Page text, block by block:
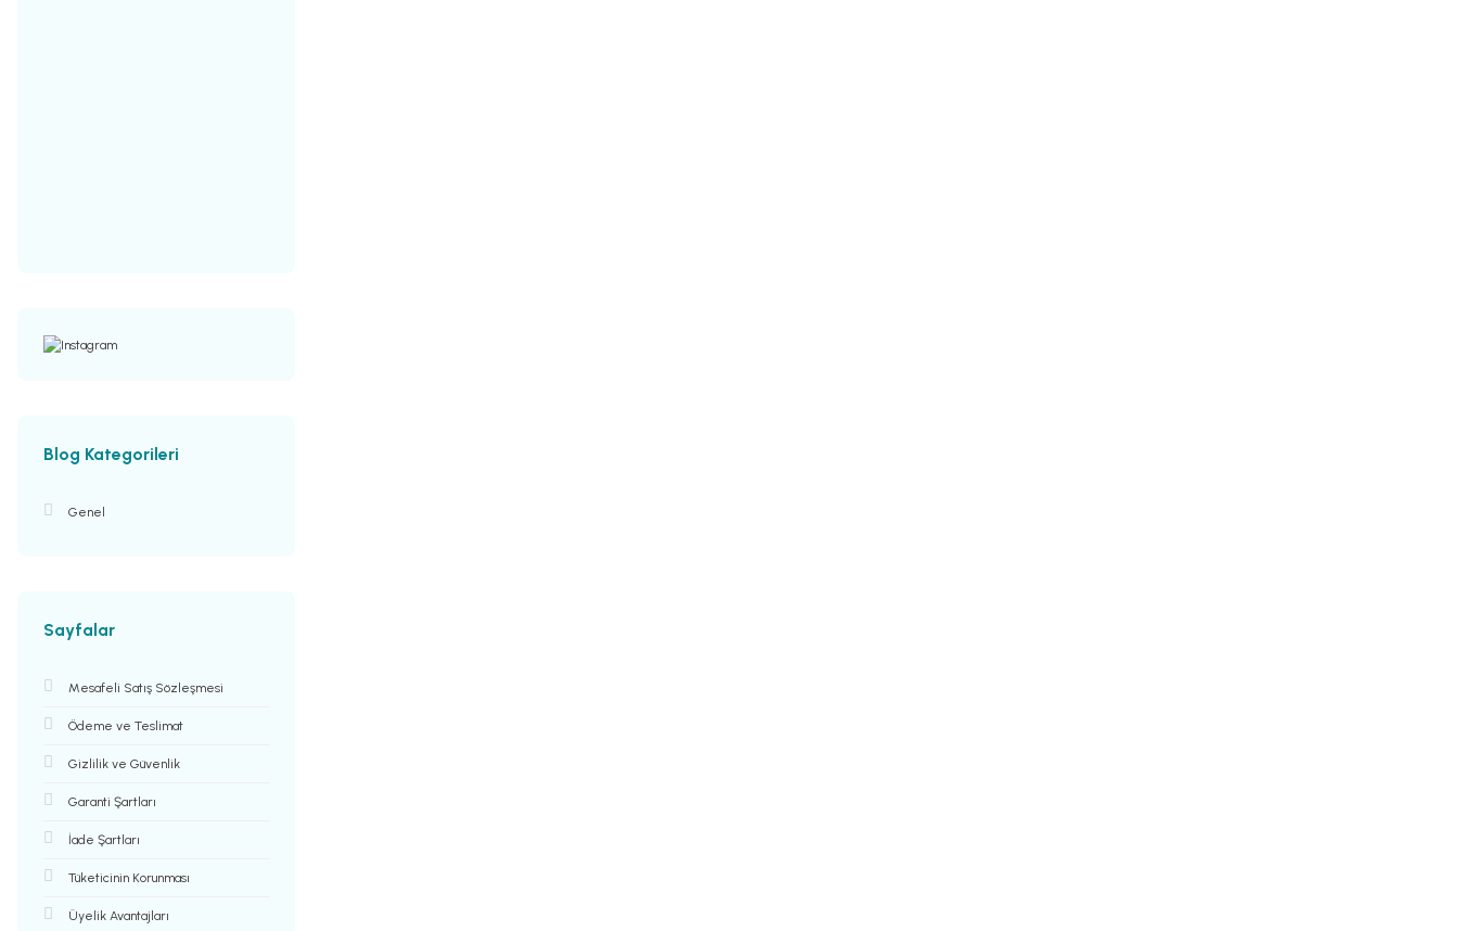
Blog Kategorileri
Genel
Sayfalar
Mesafeli Satış Sözleşmesi
Ödeme ve Teslimat
Gizlilik ve Güvenlik
Garanti Şartları
İade Şartları
Tüketicinin Korunması
Üyelik Avantajları